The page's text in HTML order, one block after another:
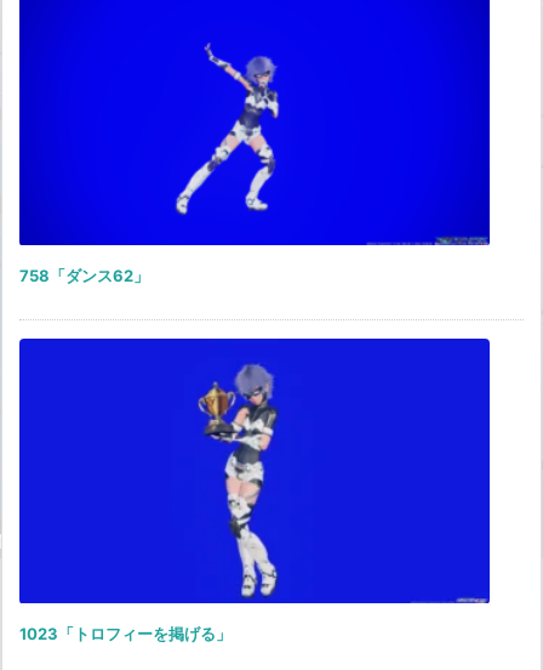
758「ダンス62」
1023「トロフィーを掲げる」